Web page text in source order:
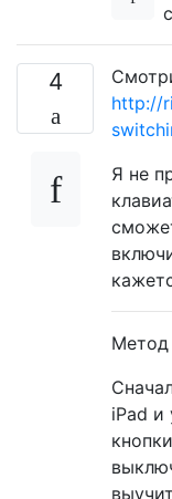
4
http://
Я не
Метод
iPad и